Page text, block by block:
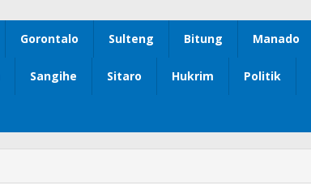
Gorontalo Sulteng Bitung Manado
Sangihe Sitaro Hukrim Politik